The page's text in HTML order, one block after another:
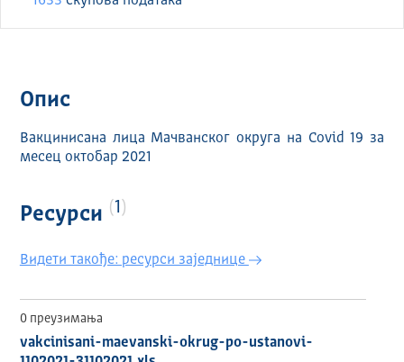
Опис
Вакцинисана лица Мачванског округа на Covid 19 за
месец октобар 2021
Ресурси 1
Видети такође: ресурси заједнице
0 преузимања
vakcinisani-maevanski-okrug-po-ustanovi-